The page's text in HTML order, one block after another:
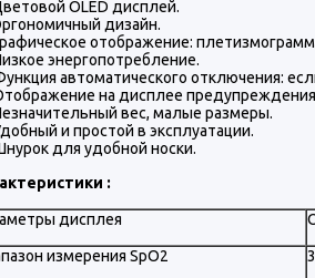
OLED дисплей.
дизайн.
отображение:
энергопотребление.
автоматического отключения:
на дисплее предупреждения
вес, малые размеры.
и простой в эксплуатации.
для удобной носки.
:
дисплея
измерения SpO2